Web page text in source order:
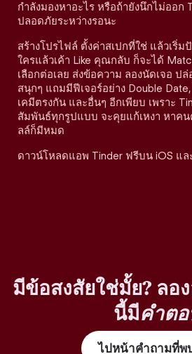
กำลังมองหาอะไร หรือถ้ายังนึกไม่ออก
ปลอดภัยระหว่างรอนะ
สร้างโปรไฟล์ ตั้งค่าสเปกที่ใช่ แล้วเริ่ม
ใครแล้วเค้า Like คุณกลับ ก็จะได้
เลือกต่อเลย ส่งข้อความ ลองนัดเจอ ปล่
สนุกๆ แถมมีฟีเจอร์อย่าง Double
เคมีตรงกัน และอื่นๆ อีกเพียบ เพราะ
สัมพันธ์ทุกรูปแบบ จะคุยแก้เหงา หาคน
ลล์ก็มีหมด
ดาวน์โหลดแอพ Tinder ฟรีบน iOS แล
มีข้อสงสัยใช่มั้ย? ลอ
นี้มีคำต
ไปหน้าคำถามที่พ